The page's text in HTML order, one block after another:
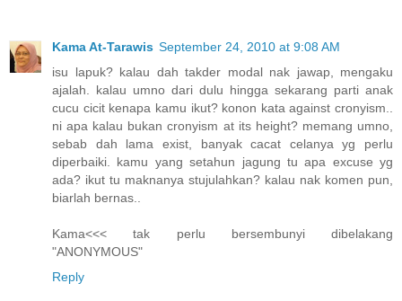
Kama At-Tarawis September 24, 2010 at 9:08 AM
isu lapuk? kalau dah takder modal nak jawap, mengaku
ajalah. kalau umno dari dulu hingga sekarang parti anak
cucu cicit kenapa kamu ikut? konon kata against cronyism..
ni apa kalau bukan cronyism at its height? memang umno,
sebab dah lama exist, banyak cacat celanya yg perlu
diperbaiki. kamu yang setahun jagung tu apa excuse yg
ada? ikut tu maknanya stujulahkan? kalau nak komen pun,
biarlah bernas..
Kama<<< tak perlu bersembunyi dibelakang
"ANONYMOUS"
Reply